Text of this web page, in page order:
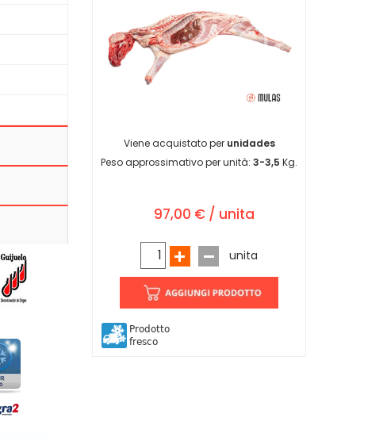
Viene acquistato per unidades
Peso approssimativo per unità: 3-3,5 Kg.
97,00 € / unita
unita
Prodotto
fresco